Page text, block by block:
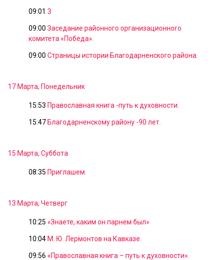
09:01 3
09:00 Заседание районного организационного
комитета «Победа».
09:00 Страницы истории Благодарненского района.
17 Марта, Понедельник
15:53 Православная книга -путь к духовности.
15:47 Благодарненскому району -90 лет.
15 Марта, Суббота
08:35 Приглашем.
13 Марта, Четверг
10:25 «Знаете, каким он парнем был»
10:04 М. Ю. Лермонтов на Кавказе.
09:56 «Православная книга – путь к духовности».